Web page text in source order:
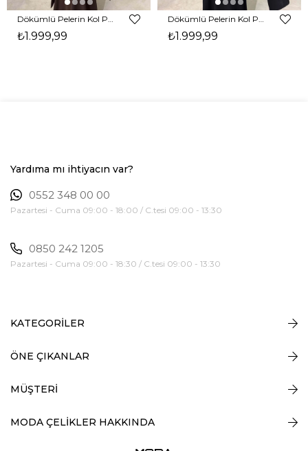
₺1.999,99 ₺1.999,99
Yardıma mı ihtiyacın var?
0552 348 00 00
Pazartesi - Cuma 09:00 - 18:00 / C.tesi 09:00 - 13:30
0850 242 1205
Pazartesi - Cuma 09:00 - 18:30 / C.tesi 09:00 - 13:30
KATEGORİLER
ÖNE ÇIKANLAR
MÜŞTERİ
MODA ÇELİKLER HAKKINDA